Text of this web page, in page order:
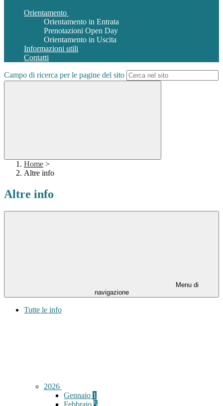
Orientamento
Orientamento in Entrata
Prenotazioni Open Day
Orientamento in Uscita
Informazioni utili
Contatti
Campo di ricerca per le pagine del sito
Home >
Altre info
Altre info
Menu di
navigazione
Tutte le info
2026
Gennaio 1